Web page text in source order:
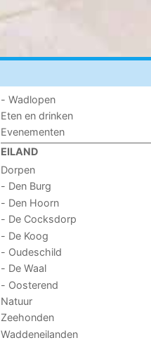
- Wadlopen
Eten en drinken
Evenementen
EILAND
Dorpen
- Den Burg
- Den Hoorn
- De Cocksdorp
- De Koog
- Oudeschild
- De Waal
- Oosterend
Natuur
Zeehonden
Waddeneilanden